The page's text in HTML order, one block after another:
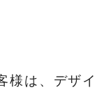
様は、デザ